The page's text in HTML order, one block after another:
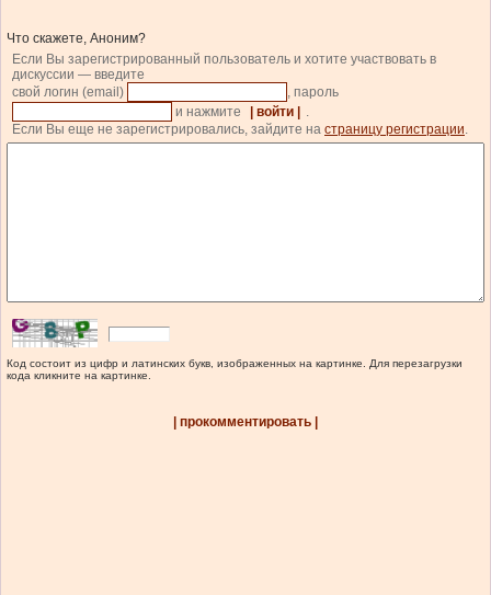
Что скажете, Аноним?
Если Вы зарегистрированный пользователь и хотите участвовать в
дискуссии — введите
свой логин (email)
, пароль
и нажмите
| войти |
.
Если Вы еще не зарегистрировались, зайдите на страницу регистрации.
Код состоит из цифр и латинских букв, изображенных на картинке. Для перезагрузки
кода кликните на картинке.
| прокомментировать |